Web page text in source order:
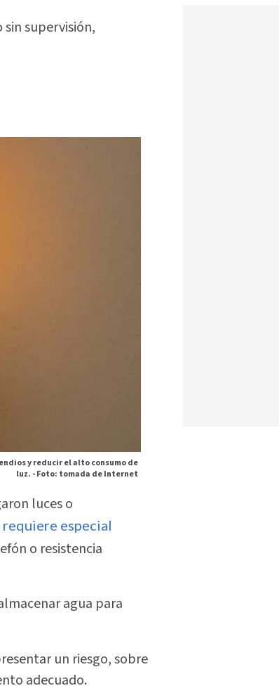
supervisión,
y reducir el alto consumo de
luz. -Foto: tomada de Internet
luces o
especial
o resistencia
agua para
un riesgo, sobre
adecuado.